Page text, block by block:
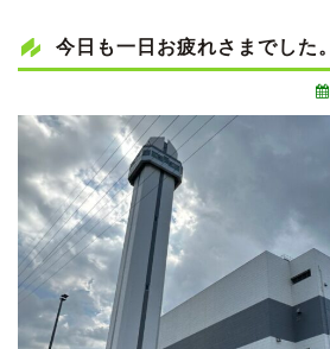
今日も一日お疲れさまでした。